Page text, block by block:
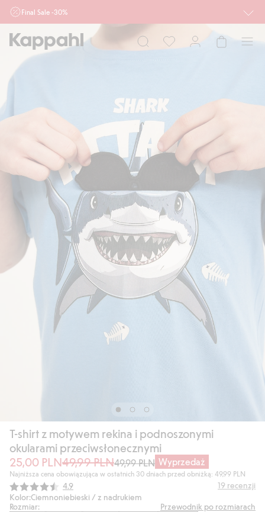
Final Sale -30%
Ważne przy zakupie min. 2 sztuk produktów włączonych w ofertę, również z
działu outlet do 10.8 w sklepach Kappahl i Newbie oraz na kappahl.com. Ofert
nie łączymy
Kobieta
T-shirt z motywem rekina i podnoszonymi
okularami przeciwsłonecznymi
25,00 PLN49,99 PLN49,99 PLN Wyprzedaż
Najniższa cena obowiązująca w ostatnich 30 dniach przed obniżką: 49,99 PLN
Średnia ocena:
4.9 19 recenzji
Kolor:Ciemnoniebieski / z nadrukiem
Rozmiar:
Przewodnik po rozmiarach